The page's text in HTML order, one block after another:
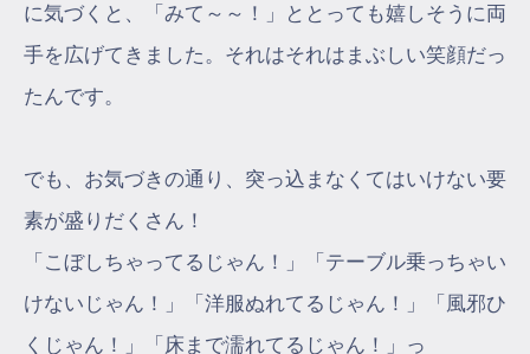
に気づくと、「みて～～！」ととっても嬉しそうに両
手を広げてきました。それはそれはまぶしい笑顔だっ
たんです。
でも、お気づきの通り、突っ込まなくてはいけない要
素が盛りだくさん！
「こぼしちゃってるじゃん！」「テーブル乗っちゃい
けないじゃん！」「洋服ぬれてるじゃん！」「風邪ひ
くじゃん！」「床まで濡れてるじゃん！」っ